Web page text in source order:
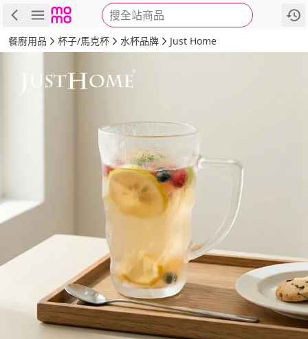
搜全站商品
商品 評價 詳情
餐廚用品 杯子/馬克杯 水杯品牌 Just Home